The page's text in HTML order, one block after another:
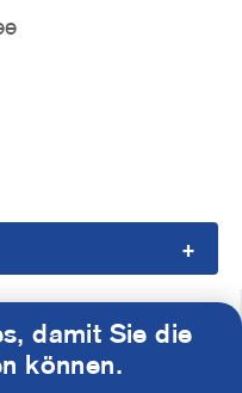
damit Sie die
können.